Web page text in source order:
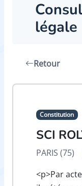
légale
Retour
Constitution
SCI
PARIS (75)
<p>Par